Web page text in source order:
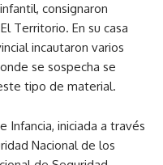
consignaron
Territorio. En su casa
incautaron varios
se sospecha se
tipo de material.
Infancia, iniciada a través
Nacional de los